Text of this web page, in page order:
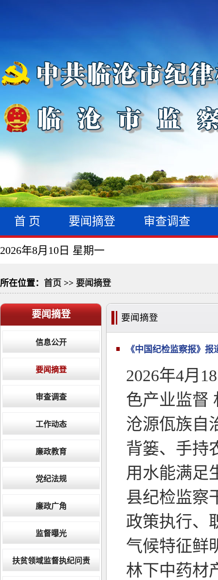
首 页 要闻摘登 审查调查
2026年8月10日 星期一
所在位置： 首页 >> 要闻摘登
要闻摘登
信息公开
要闻摘登
审查调查
工作动态
廉政教育
党纪法规
廉政广角
监督曝光
扶贫领域监督执纪问责
要闻摘登
《中国纪检监察报》
2026年4月
色产业监督
沧源佤族自
背篓、手持
用水能满足
县纪检监察
政策执行、
气候特征鲜
林下中药材